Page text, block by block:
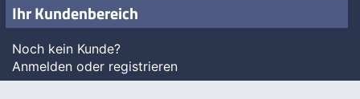
Ihr Kundenbereich
Noch kein Kunde?
Anmelden oder registrieren